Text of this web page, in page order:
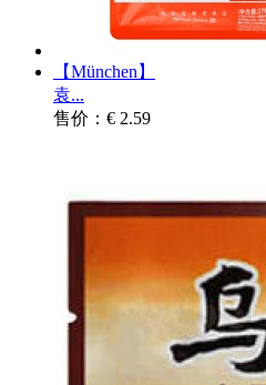
【München】
袁...
售价：€ 2.59